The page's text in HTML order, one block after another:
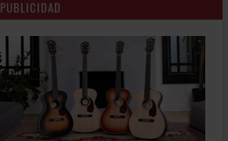
PUBLICIDAD